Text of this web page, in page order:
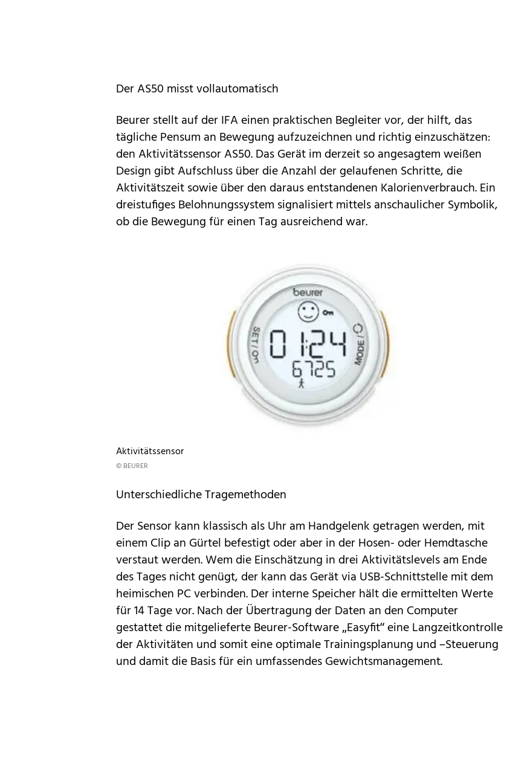
Der AS50 misst vollautomatisch
Beurer stellt auf der IFA einen praktischen Begleiter vor, der hilft, das
tägliche Pensum an Bewegung aufzuzeichnen und richtig einzuschätzen:
den Aktivitätssensor AS50. Das Gerät im derzeit so angesagtem weißen
Design gibt Aufschluss über die Anzahl der gelaufenen Schritte, die
Aktivitätszeit sowie über den daraus entstandenen Kalorienverbrauch. Ein
dreistufiges Belohnungssystem signalisiert mittels anschaulicher Symbolik,
ob die Bewegung für einen Tag ausreichend war.
Aktivitätssensor
© BEURER
Unterschiedliche Tragemethoden
Der Sensor kann klassisch als Uhr am Handgelenk getragen werden, mit
einem Clip an Gürtel befestigt oder aber in der Hosen- oder Hemdtasche
verstaut werden. Wem die Einschätzung in drei Aktivitätslevels am Ende
des Tages nicht genügt, der kann das Gerät via USB-Schnittstelle mit dem
heimischen PC verbinden. Der interne Speicher hält die ermittelten Werte
für 14 Tage vor. Nach der Übertragung der Daten an den Computer
gestattet die mitgelieferte Beurer-Software „Easyfit“ eine Langzeitkontrolle
der Aktivitäten und somit eine optimale Trainingsplanung und –Steuerung
und damit die Basis für ein umfassendes Gewichtsmanagement.